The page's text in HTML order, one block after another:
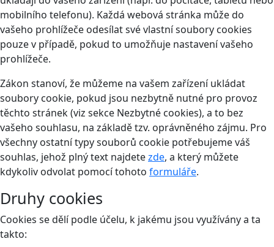
mobilního telefonu). Každá webová stránka může do
vašeho prohlížeče odesílat své vlastní soubory cookies
pouze v případě, pokud to umožňuje nastavení vašeho
prohlížeče.
Zákon stanoví, že můžeme na vašem zařízení ukládat
soubory cookie, pokud jsou nezbytně nutné pro provoz
těchto stránek (viz sekce Nezbytné cookies), a to bez
vašeho souhlasu, na základě tzv. oprávněného zájmu. Pro
všechny ostatní typy souborů cookie potřebujeme váš
souhlas, jehož plný text najdetezde, a který můžete
kdykoliv odvolat pomocí tohoto formuláře.
Druhy cookies
Cookies se dělí podle účelu, k jakému jsou využívány a ta
takto: